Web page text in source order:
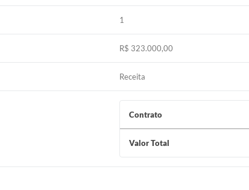
1
R$ 323.000,00
Receita
Contrato
Valor Total